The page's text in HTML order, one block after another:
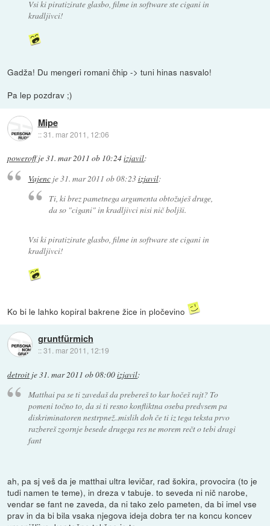
Vsi ki piratizirate glasbo, filme in software ste cigani in
kradljivci!
Gadža! Du mengeri romani čhip -> tuni hinas nasvalo!
Pa lep pozdrav ;)
Mipe
::31. mar 2011, 12:06
poweroffje31. mar 2011 ob 10:24izjavil:
Vajencje31. mar 2011 ob 08:23izjavil:
Ti, ki brez pametnega argumenta obtožuješ druge,
da so "cigani" in kradljivci nisi nič boljši.
Vsi ki piratizirate glasbo, filme in software ste cigani in
kradljivci!
Ko bi le lahko kopiral bakrene žice in pločevino
gruntfürmich
::31. mar 2011, 12:19
detroit je31. mar 2011 ob 08:00izjavil:
Matthai pa se ti zavedaš da prebereš to kar hočeš rajt? To
pomeni točno to, da si ti resno konfliktna oseba predvsem pa
diskriminatoren nestrpnež..mislih doh če ti iz tega teksta prvo
razbereš zgornje besede drugega res ne morem rečt o tebi dragi
fant
ah, pa sj veš da je matthai ultra levičar, rad šokira, provocira (to je
tudi namen te teme), in dreza v tabuje. to seveda ni nič narobe,
vendar se fant ne zaveda, da ni tako zelo pameten, da bi imel vse
prav in da bi bila vsaka njegova ideja dobra ter na koncu koncev